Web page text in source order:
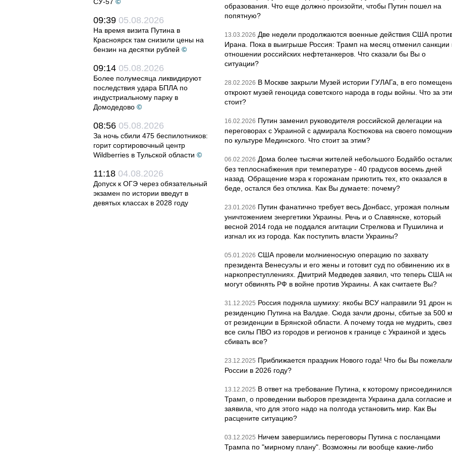
09:39 05.08.2026
На время визита Путина в
Красноярск там снизили цены на
бензин на десятки рублей ©
09:14 05.08.2026
Более полумесяца ликвидируют
последствия удара БПЛА по
индустриальному парку в
Домодедово ©
08:56 05.08.2026
За ночь сбили 475 беспилотников:
горит сортировочный центр
Wildberries в Тульской области ©
11:18 04.08.2026
Допуск к ОГЭ через обязательный
экзамен по истории введут в
девятых классах в 2028 году
образования. Что еще должно произойти, чтобы Путин пошел на
попятную?
13.03.2026 Две недели продолжаются военные действия США
Ирана. Пока в выигрыше Россия: Трамп на месяц отменил санкции
отношении российских нефтетанкеров. Что сказали бы Вы о
ситуации?
28.02.2026 В Москве закрыли Музей истории ГУЛАГа, в его
откроют музей геноцида советского народа в годы войны. Что за
стоит?
16.02.2026 Путин заменил руководителя российской делегации на
переговорах с Украиной с адмирала Костюкова на своего
по культуре Мединского. Что стоит за этим?
06.02.2026 Дома более тысячи жителей небольшого Бодайбо
без теплоснабжения при температуре - 40 градусов восемь дней
назад. Обращение мэра к горожанам приютить тех, кто оказался в
беде, остался без отклика. Как Вы думаете: почему?
23.01.2026 Путин фанатично требует весь Донбасс, угрожая полным
уничтожением энергетики Украины. Речь и о Славянске, который
весной 2014 года не поддался агитации Стрелкова и Пушилина и
изгнал их из города. Как поступить власти Украины?
05.01.2026 США провели молниеносную операцию по захвату
президента Венесуэлы и его жены и готовит суд по обвинению их в
наркопреступлениях. Дмитрий Медведев заявил, что теперь США
могут обвинять РФ в войне против Украины. А как считаете Вы?
31.12.2025 Россия подняла шумиху: якобы ВСУ направили 91 дрон
резиденцию Путина на Валдае. Сюда зачли дроны, сбитые за 500
от резиденции в Брянской области. А почему тогда не мудрить,
все силы ПВО из городов и регионов к границе с Украиной и здесь
сбивать все?
23.12.2025 Приближается праздник Нового года! Что бы Вы пожелали
России в 2026 году?
13.12.2025 В ответ на требование Путина, к которому присоединился
Трамп, о проведении выборов президента Украина дала согласие и
заявила, что для этого надо на полгода установить мир. Как Вы
расцените ситуацию?
03.12.2025 Ничем завершились переговоры Путина с посланцами
Трампа по "мирному плану". Возможны ли вообще какие-либо